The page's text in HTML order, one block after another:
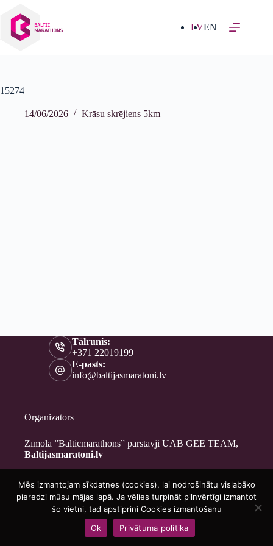
saturu
LVEN
15274
14/06/2026 Krāsu skrējiens 5km
Tālrunis:
+371 22019199
E-pasts:
info@baltijasmaratoni.lv
Organizators
Zīmola ”Balticmarathons” pārstāvji UAB GEE TEAM,
Baltijasmaratoni.lv
Kontakti
Par mums
Brīvprātīgajiem
Privātuma politika
Copyright © 2026 - Baltijasmaratoni.lv
Mēs izmantojam sīkdatnes (cookies), lai nodrošinātu vislabāko
pieredzi mūsu mājas lapā. Ja vēlies turpināt pilnvērtīgi izmantot
šo vietni, tad apstiprini Cookies izmantošanu
Ok
Privātuma politika